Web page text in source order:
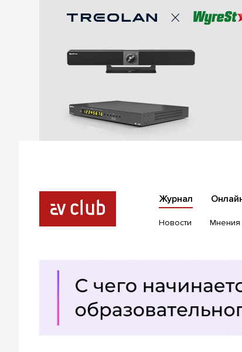
Журнал
Новости Мнения